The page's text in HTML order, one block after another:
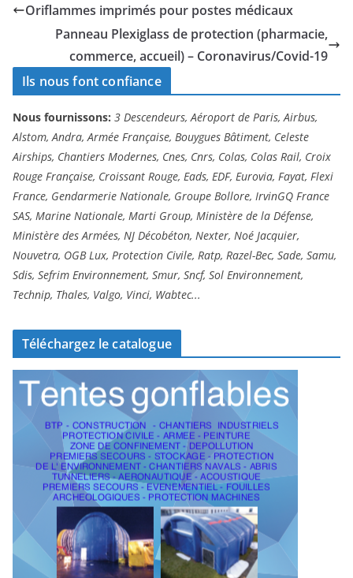
Oriflammes imprimés pour postes médicaux
Panneau Plexiglass de protection (pharmacie,
commerce, accueil) – Coronavirus/Covid-19
Ils nous font confiance
Nous fournissons: 3 Descendeurs, Aéroport de Paris, Airbus,
Alstom, Andra, Armée Française, Bouygues Bâtiment, Celeste
Airships, Chantiers Modernes, Cnes, Cnrs, Colas, Colas Rail, Croix
Rouge Française, Croissant Rouge, Eads, EDF, Eurovia, Fayat, Flexi
France, Gendarmerie Nationale, Groupe Bollore, IrvinGQ France
SAS, Marine Nationale, Marti Group, Ministère de la Défense,
Ministère des Armées, NJ Décobéton, Nexter, Noé Jacquier,
Nouvetra, OGB Lux, Protection Civile, Ratp, Razel-Bec, Sade, Samu,
Sdis, Sefrim Environnement, Smur, Sncf, Sol Environnement,
Technip, Thales, Valgo, Vinci, Wabtec...
Téléchargez le catalogue